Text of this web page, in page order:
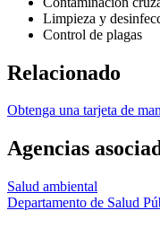
Limpieza y
Control de plagas
Relacionado
Obtenga una tarjeta de
Agencias
Salud ambiental
Departamento de Salud